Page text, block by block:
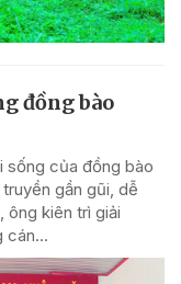
đồng bào
sống của đồng bào
gần gũi, dễ
ông kiên trì giải
cán...